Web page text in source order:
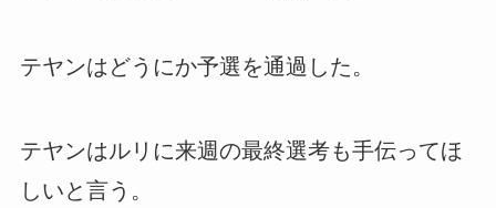
テヤンはどうにか予選を通過した。
テヤンはルリに来週の最終選考も手伝ってほ
しいと言う。